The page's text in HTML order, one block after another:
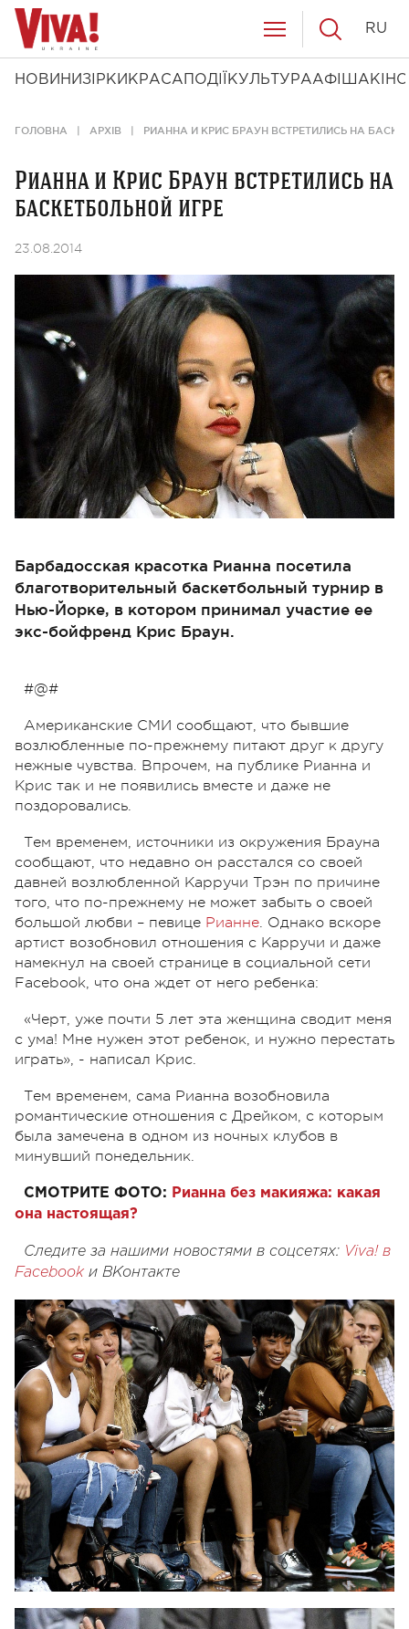
НОВИНИ ЗІРКИ КРАСА ПОДІЇ КУЛЬТУРААФІША КІНО
RU
ГОЛОВНА АРХІВ РИАННА И КРИС БРАУН ВСТРЕТИЛИСЬ НА
Рианна и Крис Браун встретились на
баскетбольной игре
23.08.2014
Барбадосская красотка Рианна посетила
благотворительный баскетбольный турнир в
Нью-Йорке, в котором принимал участие ее
экс-бойфренд Крис Браун.
#@#
Американские СМИ сообщают, что бывшие
возлюбленные по-прежнему питают друг к другу
нежные чувства. Впрочем, на публике Рианна и
Крис так и не появились вместе и даже не
поздоровались.
Тем временем, источники из окружения Брауна
сообщают, что недавно он расстался со своей
давней возлюбленной Карручи Трэн по причине
того, что по-прежнему не может забыть о своей
большой любви – певице Рианне. Однако вскоре
артист возобновил отношения с Карручи и даже
намекнул на своей странице в социальной сети
Facebook, что она ждет от него ребенка:
«Черт, уже почти 5 лет эта женщина сводит меня
с ума! Мне нужен этот ребенок, и нужно перестать
играть», - написал Крис.
Тем временем, сама Рианна возобновила
романтические отношения с Дрейком, с которым
была замечена в одном из ночных клубов в
минувший понедельник.
СМОТРИТЕ ФОТО: Рианна без макияжа: какая
она настоящая?
Следите за нашими новостями в соцсетях: Viva! в
Facebook и ВКонтакте